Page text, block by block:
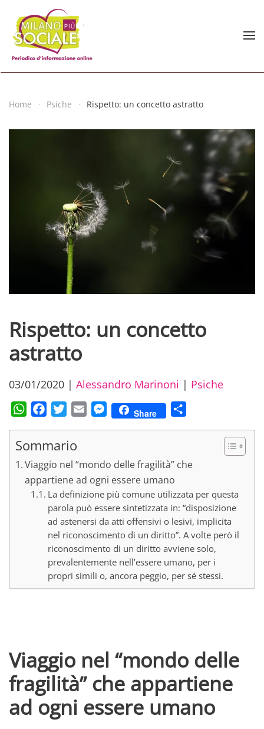
Skip to main content
Home Psiche Rispetto: un concetto astratto
Rispetto: un concetto
astratto
03/01/2020 | Alessandro Marinoni | Psiche
WhatsAppFacebookTwitterEmail Messenger
Share
Sommario
Viaggio nel “mondo delle fragilità” che
appartiene ad ogni essere umano
La definizione più comune utilizzata per questa
parola può essere sintetizzata in: “disposizione
ad astenersi da atti offensivi o lesivi, implicita
nel riconoscimento di un diritto”. A volte però il
riconoscimento di un diritto avviene solo,
prevalentemente nell’essere umano, per i
propri simili o, ancora peggio, per sé stessi.
Viaggio nel “mondo delle
fragilità” che appartiene
ad ogni essere umano